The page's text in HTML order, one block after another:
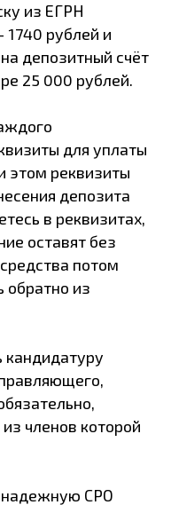
из ЕГРН
1740 рублей и
депозитный счёт
25 000 рублей.
для уплаты
этом реквизиты
депозита
в реквизитах,
оставят без
потом
обратно из
кандидатуру
членов которой
СРО